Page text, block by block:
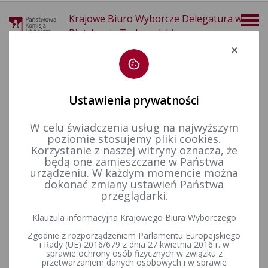
Krajowe Biuro Wyborcze Delegatura w
Piotrkowie Trybunalskim
Informacje
Postanowienie Nr 43/2025 Komisarza Wyborczego w
sprostowania oczywistej omyłki pisarskiej w Postanowieniu
Nr 42/2025 Komisarza Wyborczego w Piotrkowie Trybunalskim
z dnia 25 kwietnia 2025 r. w sprawie powołania obwodowych
Ustawienia prywatności
W celu świadczenia usług na najwyższym
poziomie stosujemy pliki cookies.
Korzystanie z naszej witryny oznacza, że
będą one zamieszczane w Państwa
urządzeniu. W każdym momencie można
dokonać zmiany ustawień Państwa
przeglądarki.
Klauzula informacyjna Krajowego Biura Wyborczego
Zgodnie z rozporządzeniem Parlamentu Europejskiego
i Rady (UE) 2016/679 z dnia 27 kwietnia 2016 r. w
sprawie ochrony osób fizycznych w związku z
przetwarzaniem danych osobowych i w sprawie